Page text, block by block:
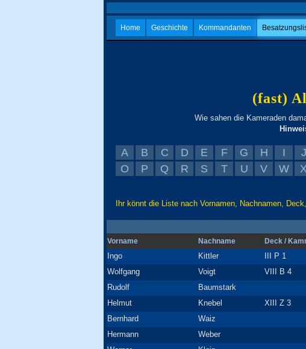
Home Geschichte Kommandanten
(fast)
Wie sahen die Kameraden
A B C D E F G H I J
O
P Q R S T U V W
Ihr könnt die Liste nach Vornamen, Nachnamen,
Vorname Nachname Deck /
Ingo Kittler III P 1
Wolfgang
Voigt VIII B 4
Rudolf
Baumstark
Helmut
Knebel XIII Z 3
Bernhard
Waiz
Hermann
Weber